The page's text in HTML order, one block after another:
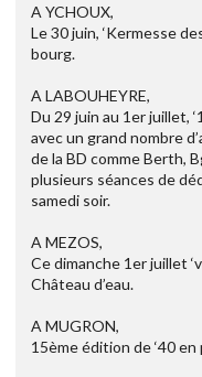
A YCHOUX,
Le 30 juin, ‘Kermesse
bourg.
A LABOUHEYRE,
Du 29 juin au 1er juillet,
avec un grand nombre
de la BD comme Berth,
plusieurs séances de
samedi soir.
A MEZOS,
Ce dimanche 1er juillet
Château d’eau.
A MUGRON,
15ème édition de ‘40